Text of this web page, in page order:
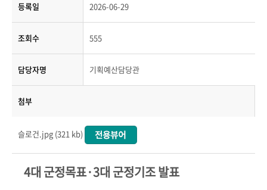
등록일 2026-06-29
조회수 555
담당자명 기획예산담당관
첨부
슬로건.jpg (321 kb)
4대 군정목표·3대 군정기조 발표